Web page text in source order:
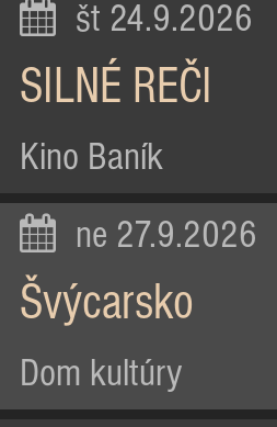
št 24.9.2026
SILNÉ REČI
Kino Baník
ne 27.9.2026
Švýcarsko
Dom kultúry